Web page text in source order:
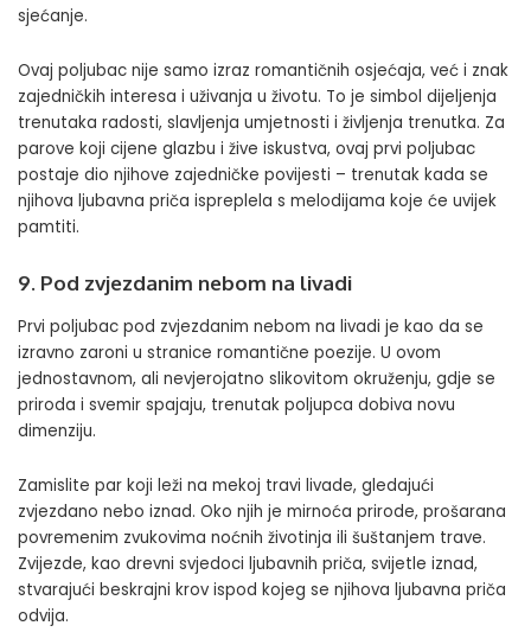
sjećanje.
Ovaj poljubac nije samo izraz romantičnih osjećaja, već i znak
zajedničkih interesa i uživanja u životu. To je simbol dijeljenja
trenutaka radosti, slavljenja umjetnosti i življenja trenutka. Za
parove koji cijene glazbu i žive iskustva, ovaj prvi poljubac
postaje dio njihove zajedničke povijesti – trenutak kada se
njihova ljubavna priča ispreplela s melodijama koje će uvijek
pamtiti.
9. Pod zvjezdanim nebom na livadi
Prvi poljubac pod zvjezdanim nebom na livadi je kao da se
izravno zaroni u stranice romantične poezije. U ovom
jednostavnom, ali nevjerojatno slikovitom okruženju, gdje se
priroda i svemir spajaju, trenutak poljupca dobiva novu
dimenziju.
Zamislite par koji leži na mekoj travi livade, gledajući
zvjezdano nebo iznad. Oko njih je mirnoća prirode, prošarana
povremenim zvukovima noćnih životinja ili šuštanjem trave.
Zvijezde, kao drevni svjedoci ljubavnih priča, svijetle iznad,
stvarajući beskrajni krov ispod kojeg se njihova ljubavna priča
odvija.